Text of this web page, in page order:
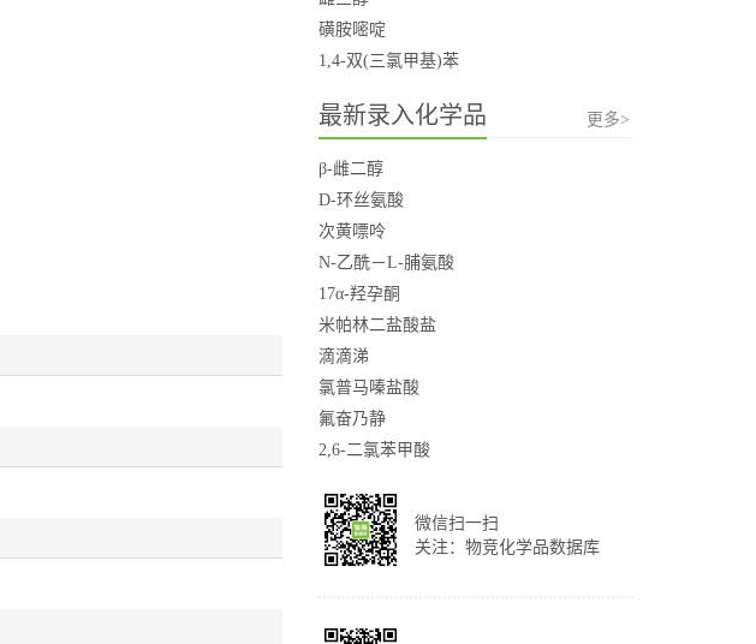
磺胺嘧啶
1,4-双(三氯甲基)苯
最新录入化学品 更多>
β-雌二醇
D-环丝氨酸
次黄嘌呤
N-乙酰－L-脯氨酸
17α-羟孕酮
米帕林二盐酸盐
滴滴涕
氯普马嗪盐酸
氟奋乃静
2,6-二氯苯甲酸
微信扫一扫
关注：物竞化学品数据库